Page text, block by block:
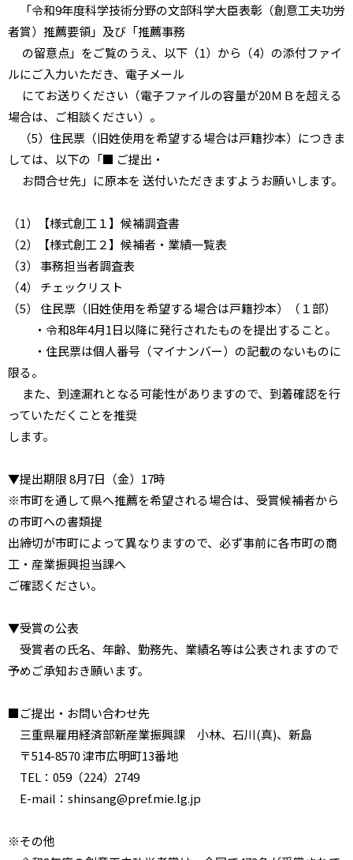
「令和9年度科学技術分野の文部科学大臣表彰（創意工夫功労
者賞）推薦要領」及び「推薦事務
の留意点」をご覧のうえ、以下（1）から（4）の添付ファイ
ルにご入力いただき、電子メール
にてお送りください（電子ファイルの容量が20ＭＢを超える
場合は、ご相談ください）。
（5）住民票（旧姓使用を希望する場合は戸籍抄本）につきま
しては、以下の「■ ご提出・
お問合せ先」に原本を 送付いただきますようお願いします。
（1）【様式創工１】候補調査書
（2）【様式創工２】候補者・業績一覧表
（3） 事務担当者調査表
（4） チェックリスト
（5） 住民票（旧姓使用を希望する場合は戸籍抄本）（１部）
・令和8年4月1日以降に発行されたものを提出すること。
・住民票は個人番号（マイナンバー）の記載のないものに
限る。
また、到達漏れとなる可能性がありますので、到着確認を行
っていただくことを推奨
します。
▼提出期限 8月7日（金）17時
※市町を通して県へ推薦を希望される場合は、受賞候補者から
の市町への書類提
出締切が市町によって異なりますので、必ず事前に各市町の商
工・産業振興担当課へ
ご確認ください。
▼受賞の公表
受賞者の氏名、年齢、勤務先、業績名等は公表されますので
予めご承知おき願います。
■ご提出・お問い合わせ先
三重県雇用経済部新産業振興課 小林、石川(真)、新島
〒514-8570 津市広明町13番地
TEL：059（224）2749
E-mail：shinsang@pref.mie.lg.jp
※その他